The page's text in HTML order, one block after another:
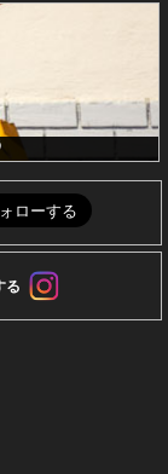
る